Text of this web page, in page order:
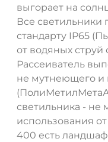
выгорает на
Все
стандарту IP65
от водяных
Рассеиватель
не мутнеющего и
светильника - не
использования
400 есть